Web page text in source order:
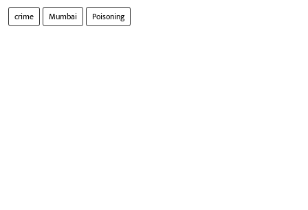
crime Mumbai Poisoning